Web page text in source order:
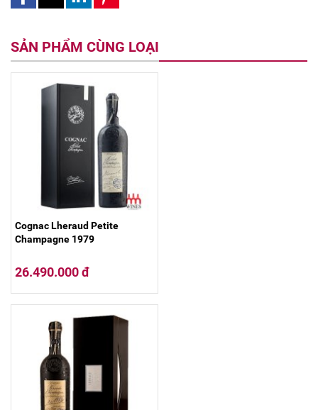
SẢN PHẨM CÙNG LOẠI
Cognac Lheraud Petite
Champagne 1979
26.490.000 đ